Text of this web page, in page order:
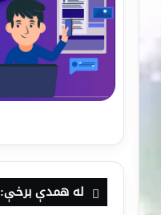
له همدې برخې: